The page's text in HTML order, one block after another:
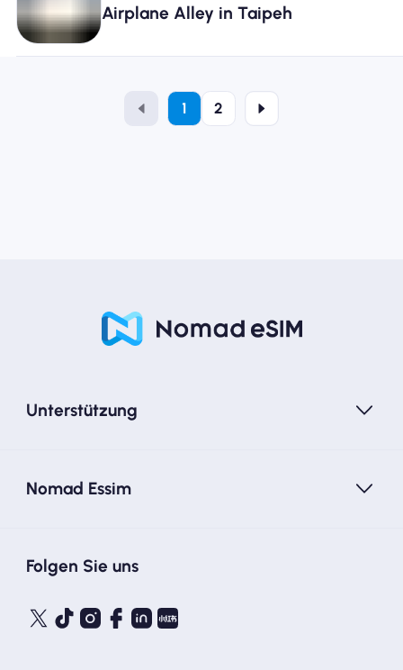
Airplane Alley in Taipeh
1 2
Unterstützung
Nomad Essim
Folgen Sie uns